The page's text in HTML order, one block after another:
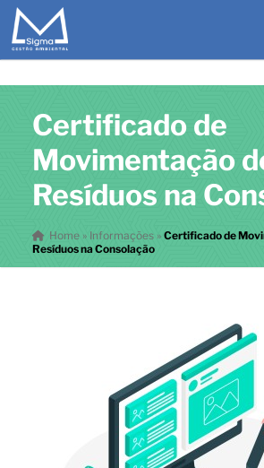
Certificado de
Movimentação
Resíduos na
Home» Informações » Certificado de
Resíduos na Consolação